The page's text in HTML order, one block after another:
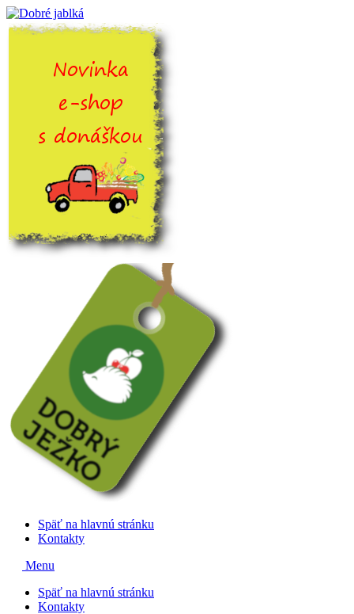
Späť na hlavnú stránku
Kontakty
Menu
Späť na hlavnú stránku
Kontakty